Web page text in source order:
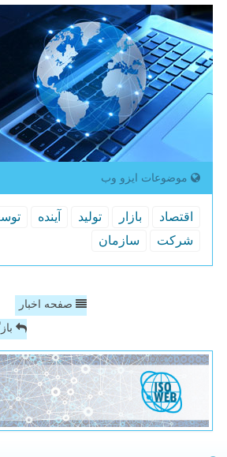
موضوعات ایزو وب
اقتصاد بازار تولید آینده
شركت
سازمان
صفحه اخبار